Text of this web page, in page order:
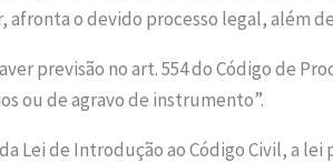
afronta o devido processo legal, além
previsão no art. 554 do Código de
ou de agravo de instrumento”.
Lei de Introdução ao Código Civil, a